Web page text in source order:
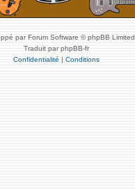
par Forum Software © phpBB Limited
Traduit par phpBB-fr
Confidentialité | Conditions